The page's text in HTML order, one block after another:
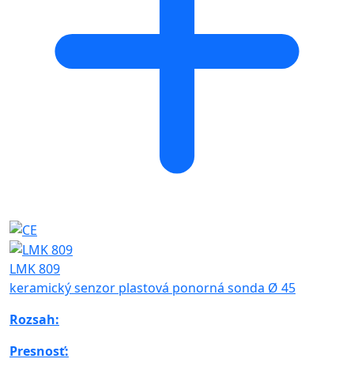
LMK 809
keramický senzor plastová ponorná sonda Ø 45
Rozsah:
Presnosť: